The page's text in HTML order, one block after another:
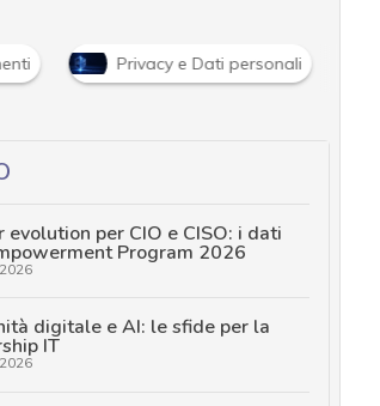
Privacy e Dati personali
evolution per CIO e CISO: i dati
Program 2026
digitale e AI: le sfide per la
IT